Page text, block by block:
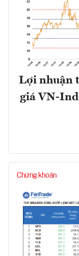
Lợi nhuận
giá VN-
Chứng khoán